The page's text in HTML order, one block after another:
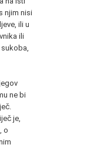
njim nisi
ili u
ili
ne bi
je,
o